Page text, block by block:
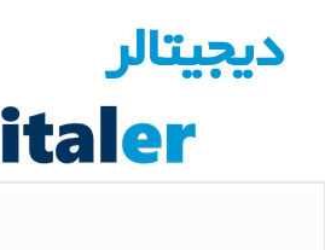
دیجیتالر